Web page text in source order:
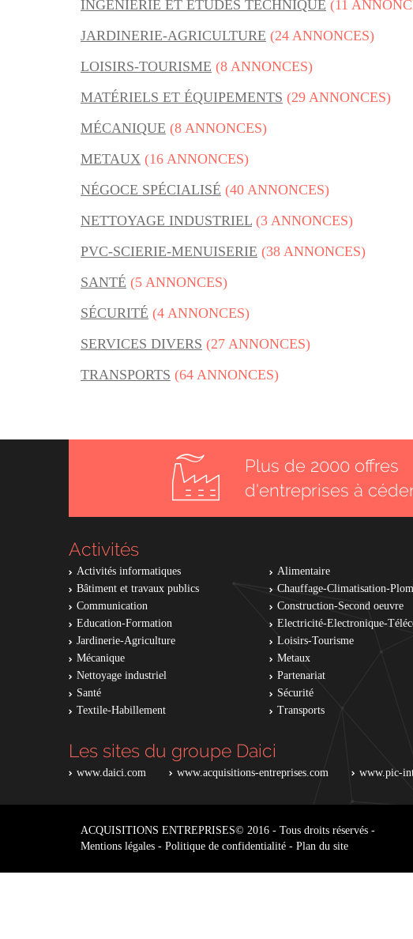
INGÉNIERIE ET ÉTUDES TECHNIQUE (11
JARDINERIE-AGRICULTURE (24 ANNONCES)
LOISIRS-TOURISME (8 ANNONCES)
MATÉRIELS ET ÉQUIPEMENTS (29 ANNONCES)
MÉCANIQUE (8 ANNONCES)
METAUX (16 ANNONCES)
NÉGOCE SPÉCIALISÉ (40 ANNONCES)
NETTOYAGE INDUSTRIEL (3 ANNONCES)
PVC-SCIERIE-MENUISERIE (38 ANNONCES)
SANTÉ (5 ANNONCES)
SÉCURITÉ (4 ANNONCES)
SERVICES DIVERS (27 ANNONCES)
TRANSPORTS (64 ANNONCES)
Plus de 2000 offres
d'entreprises à
Activités
Activités informatiques Alimentaire
Bâtiment et travaux publics
Chauffage-Climatisation-
Communication
Construction-Second oeuvre
Education-Formation
Electricité-Electronique-
Jardinerie-Agriculture
Loisirs-Tourisme
Mécanique
Metaux
Nettoyage industriel
Partenariat
Santé
Sécurité
Textile-Habillement
Transports
Les sites du groupe Daici
www.daici.com www.acquisitions-entreprises.com www.pic-
ACQUISITIONS ENTREPRISES© 2016 - Tous droits réservés -
Mentions légales - Politique de confidentialité - Plan du site